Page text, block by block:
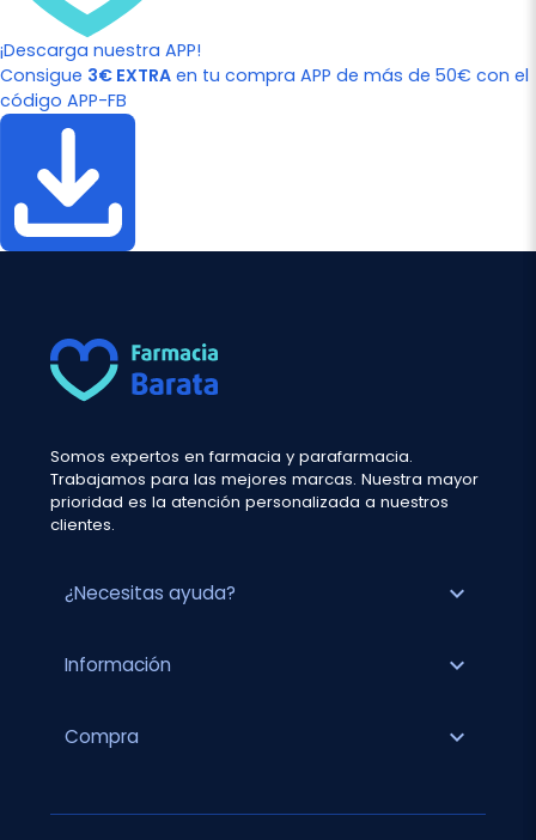
¡Descarga nuestra APP!
Consigue 3€ EXTRA en tu compra APP de más de 50€ con el
código APP-FB
Somos expertos en farmacia y parafarmacia.
Trabajamos para las mejores marcas. Nuestra mayor
prioridad es la atención personalizada a nuestros
clientes.
¿Necesitas ayuda? expand_more
Información expand_more
Compra expand_more